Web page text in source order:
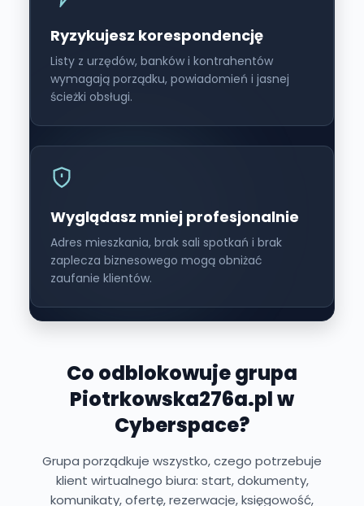
Ryzykujesz korespondencję
Listy z urzędów, banków i kontrahentów
wymagają porządku, powiadomień i jasnej
ścieżki obsługi.
Wyglądasz mniej profesjonalnie
Adres mieszkania, brak sali spotkań i brak
zaplecza biznesowego mogą obniżać
zaufanie klientów.
Co odblokowuje grupa
Piotrkowska276a.pl w
Cyberspace?
Grupa porządkuje wszystko, czego potrzebuje
klient wirtualnego biura: start, dokumenty,
komunikaty, ofertę, rezerwacje, księgowość,